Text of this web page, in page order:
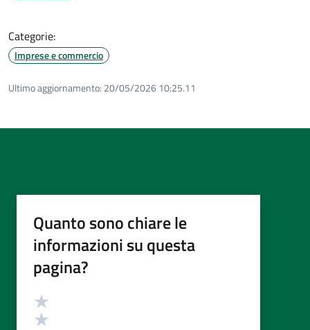
Categorie:
Imprese e commercio
Ultimo aggiornamento: 20/05/2026 10:25.11
Quanto sono chiare le
informazioni su questa
pagina?
Valutazione